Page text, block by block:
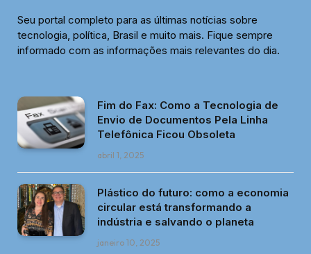
Seu portal completo para as últimas notícias sobre
tecnologia, política, Brasil e muito mais. Fique sempre
informado com as informações mais relevantes do dia.
Fim do Fax: Como a Tecnologia de
Envio de Documentos Pela Linha
Telefônica Ficou Obsoleta
abril 1, 2025
Plástico do futuro: como a economia
circular está transformando a
indústria e salvando o planeta
janeiro 10, 2025